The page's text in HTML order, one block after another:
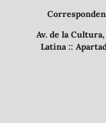
Av. de la
Latina ::